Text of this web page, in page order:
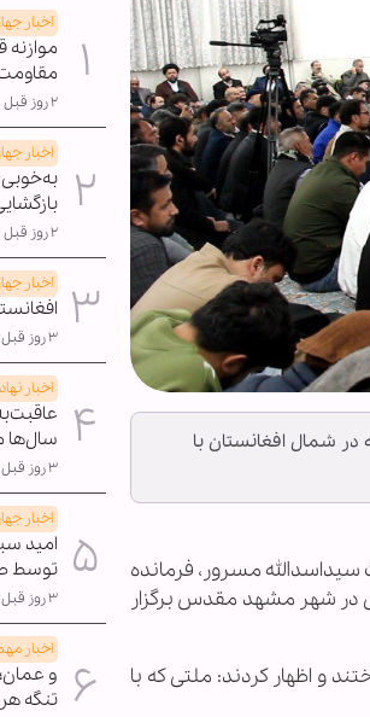
شمال افغانستان با
مسرور، فرمانده
در شهر مشهد مقدس برگزار
پرداختند و اظهار کردند: ملتی که با
اخبار
۲ روز قبل
اخبار
۲ روز قبل
اخبار
۳ روز قبل
اخبار
سال‌ها
۳ روز قبل
اخبار
امید
توسط
۳ روز قبل
اخبار
و
تنگه